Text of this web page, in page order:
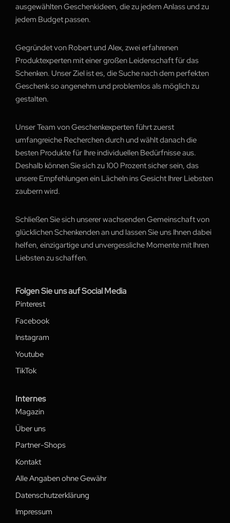
ausgewählten Geschenkideen, die zu jedem Anlass und zu
jedem Budget passen.
Gegründet von Robert und Alex, zwei erfahrenen
Produktexperten mit einer großen Leidenschaft für das
Schenken. Unser Ziel ist es, die Suche nach dem perfekten
Geschenk so angenehm und problemlos als möglich zu
gestalten.
Unser Team von Geschenkexperten führt zuerst
umfangreiche Recherchen durch und wählt danach die
besten Produkte für Ihre individuellen Bedürfnisse aus.
Deshalb können Sie sich zu 100 Prozent sicher sein, das
unsere Empfehlungen ein Lächeln ins Gesicht Ihrer Liebsten
zaubern wird.
Schließen Sie sich unserer wachsenden Gemeinschaft von
glücklichen Schenkenden an und lassen Sie uns Ihnen dabei
helfen, einzigartige und unvergessliche Momente mit Ihren
Liebsten zu schaffen.
Folgen Sie uns auf Social Media
Pinterest
Facebook
Instagram
Youtube
TikTok
Internes
Magazin
Über uns
Partner-Shops
Kontakt
Alle Angaben ohne Gewähr
Datenschutzerklärung
Impressum